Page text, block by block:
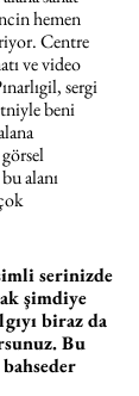
hemen
Centre
ve video
sergi
beni
alanı
serinizde
şimdiye
biraz da
Bu